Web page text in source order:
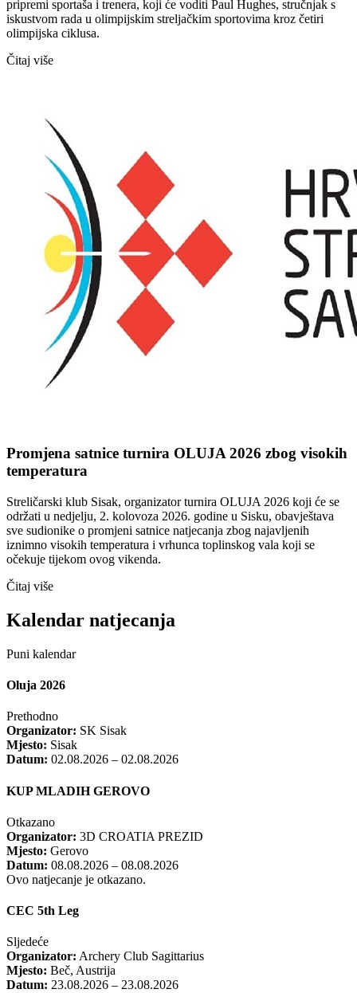
pripremi sportaša i trenera, koji će voditi Paul Hughes, stručnjak s
iskustvom rada u olimpijskim streljačkim sportovima kroz četiri
olimpijska ciklusa.
Čitaj više
Promjena satnice turnira OLUJA 2026 zbog visokih
temperatura
Streličarski klub Sisak, organizator turnira OLUJA 2026 koji će se
održati u nedjelju, 2. kolovoza 2026. godine u Sisku, obavještava
sve sudionike o promjeni satnice natjecanja zbog najavljenih
iznimno visokih temperatura i vrhunca toplinskog vala koji se
očekuje tijekom ovog vikenda.
Čitaj više
Kalendar natjecanja
Puni kalendar
Oluja 2026
Prethodno
Organizator: SK Sisak
Mjesto: Sisak
Datum: 02.08.2026 – 02.08.2026
KUP MLADIH GEROVO
Otkazano
Organizator: 3D CROATIA PREZID
Mjesto: Gerovo
Datum: 08.08.2026 – 08.08.2026
Ovo natjecanje je otkazano.
CEC 5th Leg
Sljedeće
Organizator: Archery Club Sagittarius
Mjesto: Beč, Austrija
Datum: 23.08.2026 – 23.08.2026